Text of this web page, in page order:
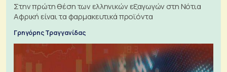
Στην πρώτη θέση των ελληνικών εξαγωγών στη Νότια
Αφρική είναι τα φαρμακευτικά προϊόντα
Γρηγόρης Τραγγανίδας